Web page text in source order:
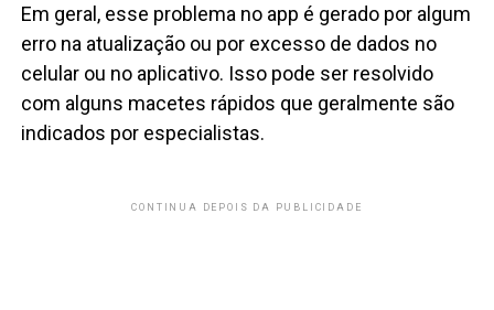
Em geral, esse problema no app é gerado por algum
erro na atualização ou por excesso de dados no
celular ou no aplicativo. Isso pode ser resolvido
com alguns macetes rápidos que geralmente são
indicados por especialistas.
CONTINUA DEPOIS DA PUBLICIDADE